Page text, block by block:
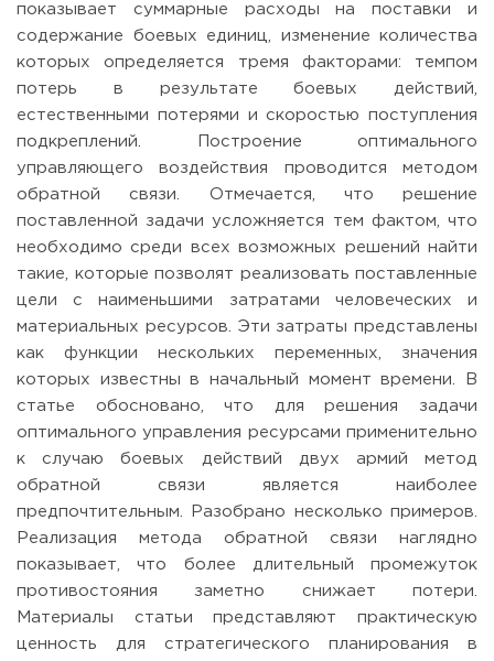
показывает суммарные расходы на поставки и
содержание боевых единиц, изменение количества
которых определяется тремя факторами: темпом
потерь в результате боевых действий,
естественными потерями и скоростью поступления
подкреплений. Построение оптимального
управляющего воздействия проводится методом
обратной связи. Отмечается, что решение
поставленной задачи усложняется тем фактом, что
необходимо среди всех возможных решений найти
такие, которые позволят реализовать поставленные
цели с наименьшими затратами человеческих и
материальных ресурсов. Эти затраты представлены
как функции нескольких переменных, значения
которых известны в начальный момент времени. В
статье обосновано, что для решения задачи
оптимального управления ресурсами применительно
к случаю боевых действий двух армий метод
обратной связи является наиболее
предпочтительным. Разобрано несколько примеров.
Реализация метода обратной связи наглядно
показывает, что более длительный промежуток
противостояния заметно снижает потери.
Материалы статьи представляют практическую
ценность для стратегического планирования в